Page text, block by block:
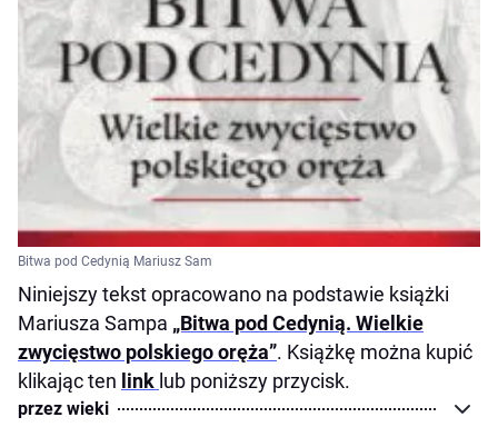
Bitwa pod Cedynią Mariusz Sam
Niniejszy tekst opracowano na podstawie książki
Mariusza Sampa „Bitwa pod Cedynią. Wielkie
zwycięstwo polskiego oręża”. Książkę można kupić
klikając ten link lub poniższy przycisk.
przez wieki